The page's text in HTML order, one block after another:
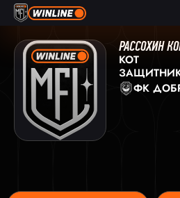
РАССОХИН
KOT
ФК